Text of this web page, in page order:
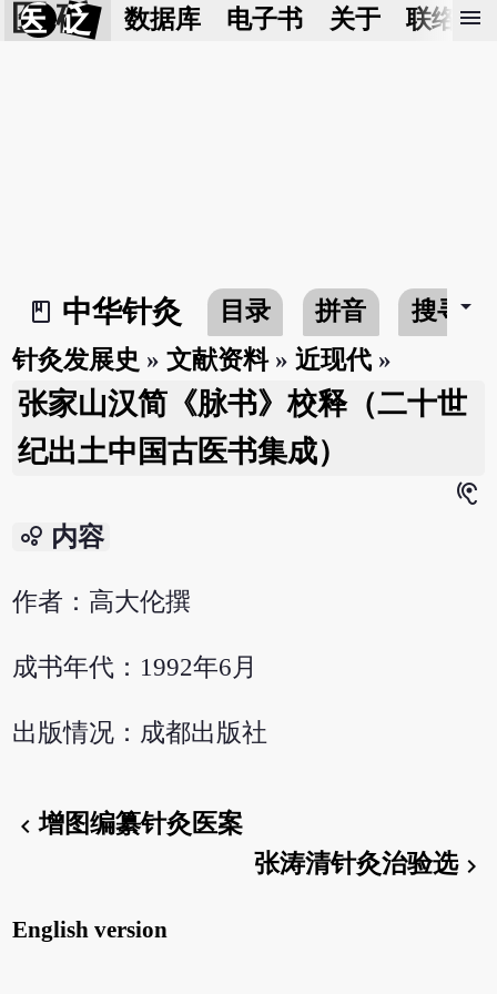
医 砭 数据库 电子书 关于 联络我
menu
book_2
中华针灸 目录 拼音 搜寻arrow_drop_down
针灸发展史 »文献资料»近现代 »
张家山汉简《脉书》校释（二十世
纪出土中国古医书集成）
hearing
bubble_chart 内容
作者：高大伦撰
成书年代：1992年6月
出版情况：成都出版社
chevron_left增图编纂针灸医案
张涛清针灸治验选chevron_right
English version